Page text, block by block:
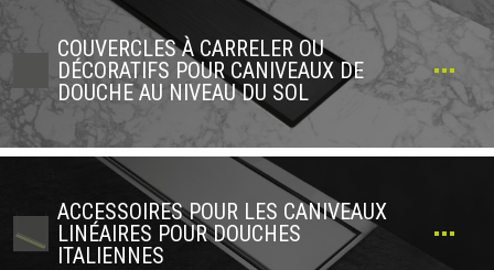
COUVERCLES À CARRELER OU
DÉCORATIFS POUR CANIVEAUX DE
DOUCHE AU NIVEAU DU SOL
ACCESSOIRES POUR LES CANIVEAUX
LINÉAIRES POUR DOUCHES
ITALIENNES